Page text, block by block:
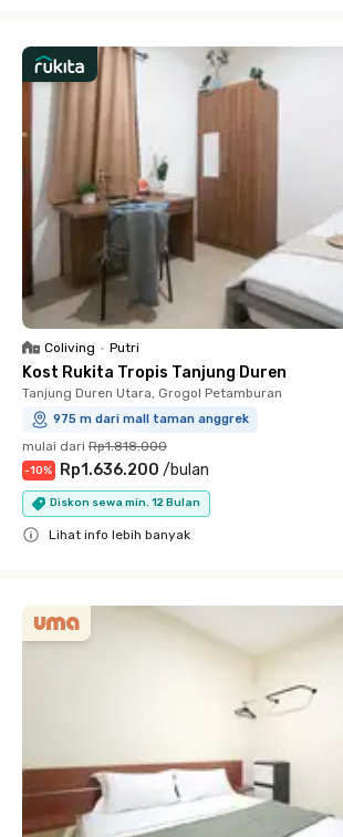
Coliving • Putri
Kost Rukita Tropis Tanjung Duren
Tanjung Duren Utara, Grogol Petamburan
975 m dari mall taman anggrek
mulai dari Rp1.818.000
-10% Rp1.636.200 /bulan
Diskon sewa min. 12 Bulan
Lihat info lebih banyak